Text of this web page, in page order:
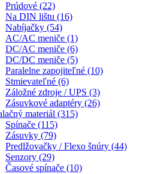
Prúdové (22)
Na DIN lištu (16)
Nabíjačky (54)
AC/AC meniče (1)
DC/AC meniče (6)
DC/DC meniče (5)
Paralelne zapojiteľné (10)
Stmievateľné (6)
Záložné zdroje / UPS (3)
Zásuvkové adaptéry (26)
materiál (315)
Spínače (115)
Zásuvky (79)
Predlžovačky / Flexo šnúry (44)
Senzory (29)
Časové spínače (10)